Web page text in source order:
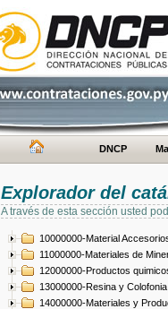
DNCP
Explorador del
A través de esta sección usted
10000000-Material
11000000-Materiales de
12000000-Productos
13000000-Resina y
14000000-Materiales y